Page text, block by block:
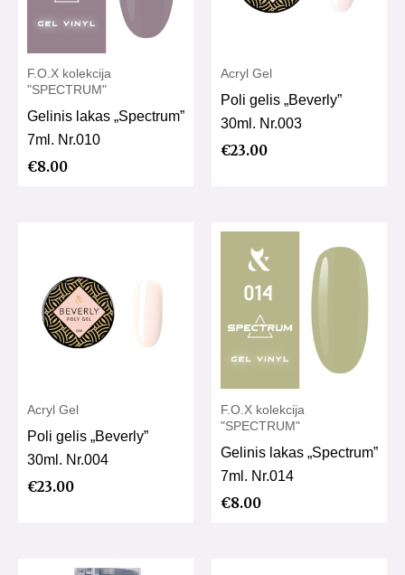
F.O.X kolekcija
"SPECTRUM"
Gelinis lakas „Spectrum”
7ml. Nr.010
€8.00
Acryl Gel
Poli gelis „Beverly”
30ml. Nr.003
€23.00
Acryl Gel
Poli gelis „Beverly”
30ml. Nr.004
€23.00
F.O.X kolekcija
"SPECTRUM"
Gelinis lakas „Spectrum”
7ml. Nr.014
€8.00